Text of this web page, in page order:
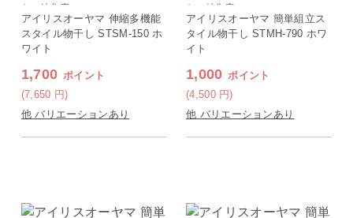
ヤマ特集店
アイリスオーヤマ 伸縮多機能
スタイル物干し STSM-150 ホ
ワイト
1,700 ポイント
(7,650 円)
他 バリエーションあり
ヤマ特集店
アイリスオーヤマ 簡単組立ス
タイル物干し STMH-790 ホワ
イト
1,000 ポイント
(4,500 円)
他 バリエーションあり